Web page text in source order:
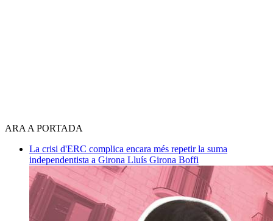
ARA A PORTADA
La crisi d'ERC complica encara més repetir la suma
independentista a Girona Lluís Girona Boffi